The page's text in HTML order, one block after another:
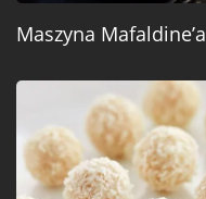
Maszyna Mafaldine’a